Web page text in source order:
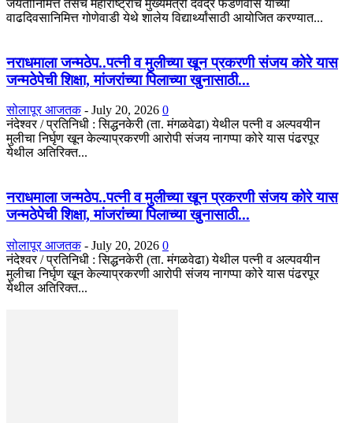
जयंतीनिमित्त तसेच महाराष्ट्राचे मुख्यमंत्री देवेंद्र फडणवीस यांच्या
वाढदिवसानिमित्त गोणेवाडी येथे शालेय विद्यार्थ्यांसाठी आयोजित करण्यात...
नराधमाला जन्मठेप..पत्नी व मुलीच्या खून प्रकरणी संजय कोरे यास
जन्मठेपेची शिक्षा, मांजरांच्या पिलाच्या खुनासाठी...
सोलापूर आजतक - July 20, 2026 0
नंदेश्वर / प्रतिनिधी : सिद्धनकेरी (ता. मंगळवेढा) येथील पत्नी व अल्पवयीन
मुलीचा निर्घृण खून केल्याप्रकरणी आरोपी संजय नागप्पा कोरे यास पंढरपूर
येथील अतिरिक्त...
नराधमाला जन्मठेप..पत्नी व मुलीच्या खून प्रकरणी संजय कोरे यास
जन्मठेपेची शिक्षा, मांजरांच्या पिलाच्या खुनासाठी...
सोलापूर आजतक - July 20, 2026 0
नंदेश्वर / प्रतिनिधी : सिद्धनकेरी (ता. मंगळवेढा) येथील पत्नी व अल्पवयीन
मुलीचा निर्घृण खून केल्याप्रकरणी आरोपी संजय नागप्पा कोरे यास पंढरपूर
येथील अतिरिक्त...